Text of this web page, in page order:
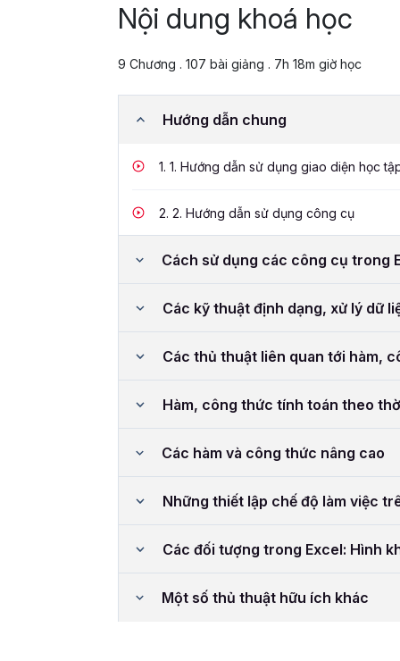
Nội dung khoá học
9 Chương . 107 bài giảng . 7h 18m giờ học
Hướng dẫn chung
1. 1. Hướng dẫn sử dụng giao diện học
2. 2. Hướng dẫn sử dụng công cụ
Cách sử dụng các công cụ trong
Các kỹ thuật định dạng, xử lý dữ
Các thủ thuật liên quan tới hàm,
Hàm, công thức tính toán theo
Các hàm và công thức nâng cao
Những thiết lập chế độ làm việc
Các đối tượng trong Excel: Hình
Một số thủ thuật hữu ích khác